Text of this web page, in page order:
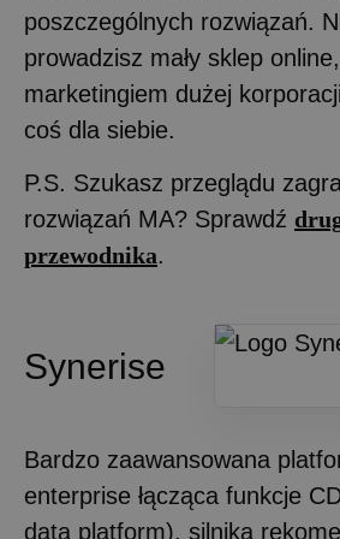
poszczególnych rozwiązań.
prowadzisz mały sklep
marketingiem dużej
coś dla siebie.
P.S. Szukasz przeglądu
rozwiązań MA? Sprawdź
przewodnika.
Synerise
Bardzo zaawansowana
enterprise łącząca funkcje
data platform), silnika